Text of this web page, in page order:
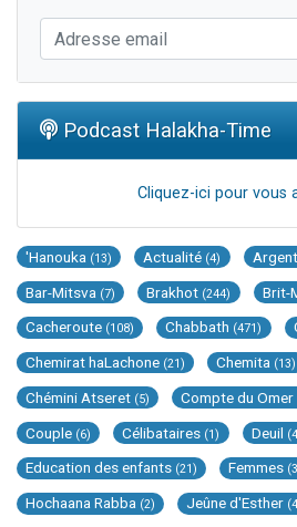
Podcast Halakha-Time
Cliquez-ici pour vous
'Hanouka (13) Actualité (4)
Bar-Mitsva (7) Brakhot (244) Brit-
Cacheroute (108) Chabbath (471)
Chemirat haLachone (21) Chemita (13)
Chémini Atseret (5) Compte du Omer
Couple (6) Célibataires (1) Deuil
Education des enfants (21) Femmes
Hochaana Rabba (2) Jeûne d'Esther